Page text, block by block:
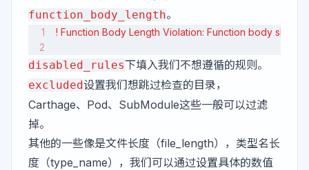
function_body_length。
! Function Body Length Violation: Function body
disabled_rules下填入我们不想遵循的规则。
excluded设置我们想跳过检查的目录，
Carthage、Pod、SubModule这些一般可以过滤
掉。
其他的一些像是文件长度（file_length），类型名长
度（type_name），我们可以通过设置具体的数值